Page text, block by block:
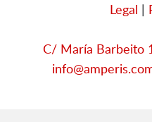
Legal |
C/ María Barbeito